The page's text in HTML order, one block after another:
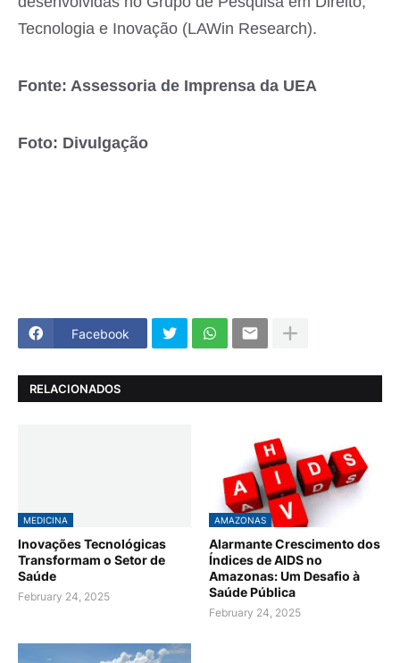
Tecnologia e Inovação (LAWin Research).
Fonte: Assessoria de Imprensa da UEA
Foto: Divulgação
Facebook
RELACIONADOS
MEDICINA
Inovações Tecnológicas
Transformam o Setor de
Saúde
February 24, 2025
AMAZONAS
Alarmante Crescimento dos
Índices de AIDS no
Amazonas: Um Desafio à
Saúde Pública
February 24, 2025